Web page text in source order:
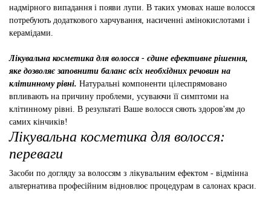
надмірного випадання і появи лупи. В таких умовах наше волосся
потребують додаткового харчування, насиченні амінокислотами і
керамідами.
Лікувальна косметика для волосся - єдине ефективне рішення,
яке дозволяє заповнити баланс всіх необхідних речовин на
клітинному рівні. Натуральні компоненти цілеспрямовано
впливають на причину проблеми, усуваючи її симптоми на
клітинному рівні. В результаті Ваше волосся сяють здоров'ям до
самих кінчиків!
Лікувальна косметика для волосся:
переваги
Засоби по догляду за волоссям з лікувальним ефектом - відмінна
альтернатива професійним відновлює процедурам в салонах краси.